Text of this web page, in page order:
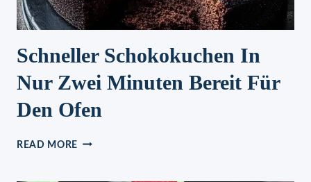
Schneller Schokokuchen In
Nur Zwei Minuten Bereit Für
Den Ofen
READ MORE SCHNELLER